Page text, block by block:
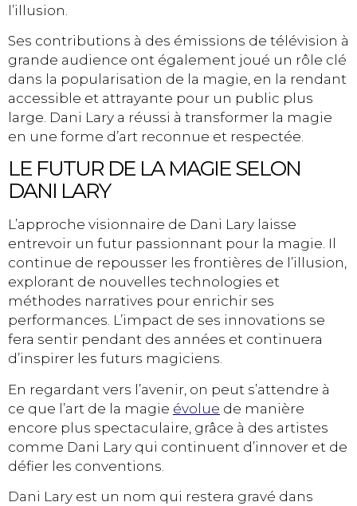
l’illusion.
Ses contributions à des émissions de télévision à
grande audience ont également joué un rôle clé
dans la popularisation de la magie, en la rendant
accessible et attrayante pour un public plus
large. Dani Lary a réussi à transformer la magie
en une forme d’art reconnue et respectée.
LE FUTUR DE LA MAGIE SELON
DANI LARY
L’approche visionnaire de Dani Lary laisse
entrevoir un futur passionnant pour la magie. Il
continue de repousser les frontières de l’illusion,
explorant de nouvelles technologies et
méthodes narratives pour enrichir ses
performances. L’impact de ses innovations se
fera sentir pendant des années et continuera
d’inspirer les futurs magiciens.
En regardant vers l’avenir, on peut s’attendre à
ce que l’art de la magie évolue de manière
encore plus spectaculaire, grâce à des artistes
comme Dani Lary qui continuent d’innover et de
défier les conventions.
Dani Lary est un nom qui restera gravé dans